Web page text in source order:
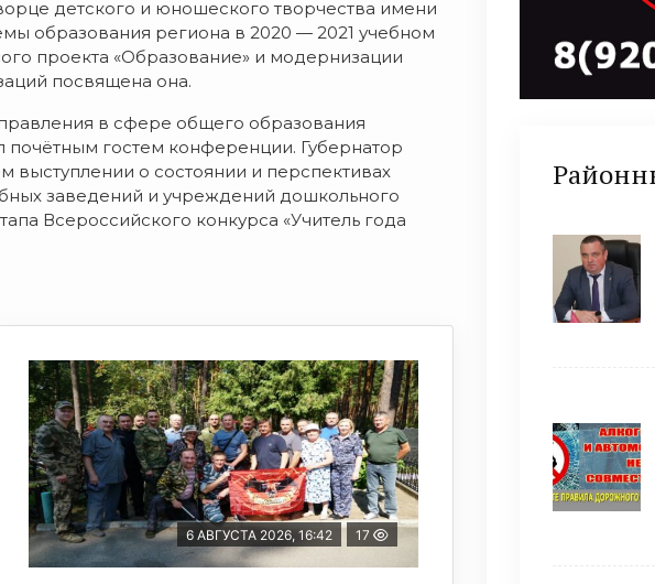
детского и юношеского творчества имени
образования региона в 2020 — 2021 учебном
проекта «Образование» и модернизации
посвящена она.
в сфере общего образования
гостем конференции. Губернатор
выступлении о состоянии и перспективах
заведений и учреждений дошкольного
Всероссийского конкурса «Учитель года
6 АВГУСТА 2026, 16:42 17